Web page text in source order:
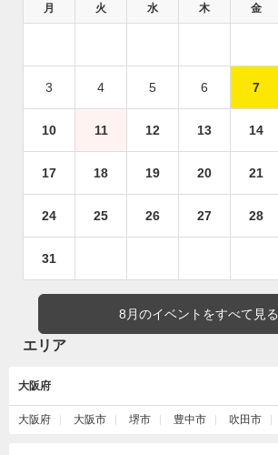
月 火 水 木 金
3 4 5 6 7
10 11 12 13 14
17 18 19 20 21
24 25 26 27 28
31
8月のイベントをすべて見る
エリア
大阪府
大阪府 大阪市 堺市 豊中市 吹田市